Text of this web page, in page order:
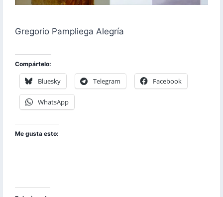
Gregorio Pampliega Alegría
Compártelo:
Bluesky Telegram Facebook
WhatsApp
Me gusta esto: